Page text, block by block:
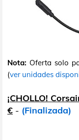
Nota: Oferta solo
(ver unidades
¡CHOLLO!
€ - (Finalizada)